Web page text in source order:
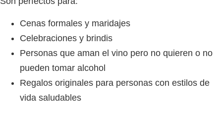
Cenas formales y maridajes
Celebraciones y brindis
Personas que aman el vino pero no quieren o no
pueden tomar alcohol
Regalos originales para personas con estilos de
vida saludables